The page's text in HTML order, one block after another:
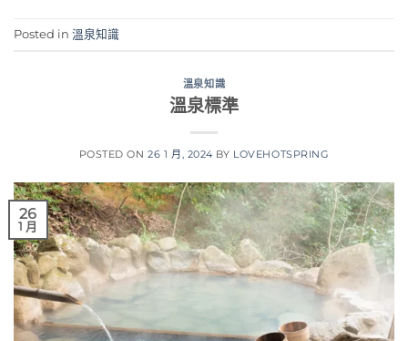
Posted in 溫泉知識
溫泉知識
溫泉標準
POSTED ON26 1 月, 2024 BY LOVEHOTSPRING
26
1 月